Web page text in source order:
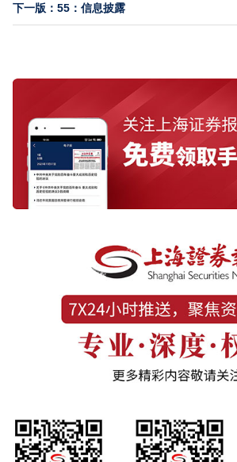
下一版：55：信息披露